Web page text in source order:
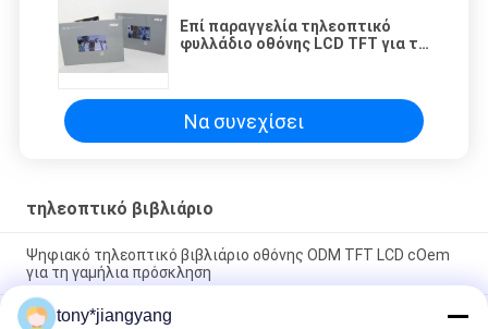
Επί παραγγελία τηλεοπτικό
φυλλάδιο οθόνης LCD TFT για τη
Να συνεχίσει
τηλεοπτικό βιβλιάριο
Ψηφιακό τηλεοπτικό βιβλιάριο οθόνης ODM TFT LCD cOem
για τη γαμήλια πρόσκληση
επανακαταλογηστέα τηλεοπτική κάρτα LCD για τις
tony*jiangyang